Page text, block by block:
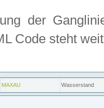
der
Code steht